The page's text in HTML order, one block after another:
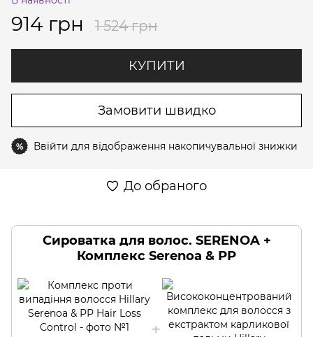
914 грн 1 524 грн
КУПИТИ
Замовити швидко
% Ввійти для відображення накопичувальної знижки
До обраного
Сироватка для волос. SERENOA +
Комплекс Serenoa & РР